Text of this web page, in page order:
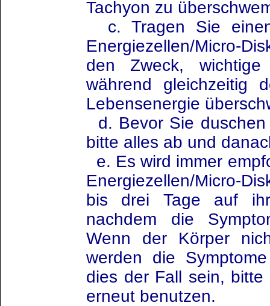
Tachyon zu
c. Tragen Sie
Energiezellen/Micro-
den Zweck,
während gleichzeitig
Lebensenergie
d. Bevor Sie
bitte alles ab und
e. Es wird immer
Energiezellen/Micro-
bis drei Tage auf
nachdem die
Wenn der Körper
werden die
dies der Fall sein, bitte
erneut benutzen.